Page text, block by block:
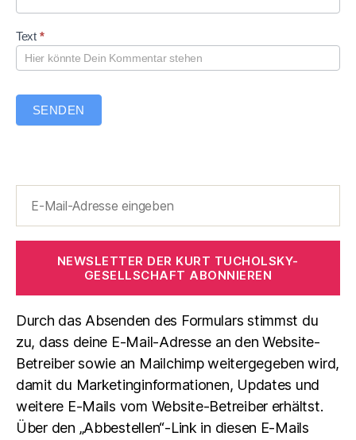
Text *
SENDEN
NEWSLETTER DER KURT TUCHOLSKY-
GESELLSCHAFT ABONNIEREN
Durch das Absenden des Formulars stimmst du
zu, dass deine E-Mail-Adresse an den Website-
Betreiber sowie an Mailchimp weitergegeben wird,
damit du Marketinginformationen, Updates und
weitere E-Mails vom Website-Betreiber erhältst.
Über den „Abbestellen“-Link in diesen E-Mails